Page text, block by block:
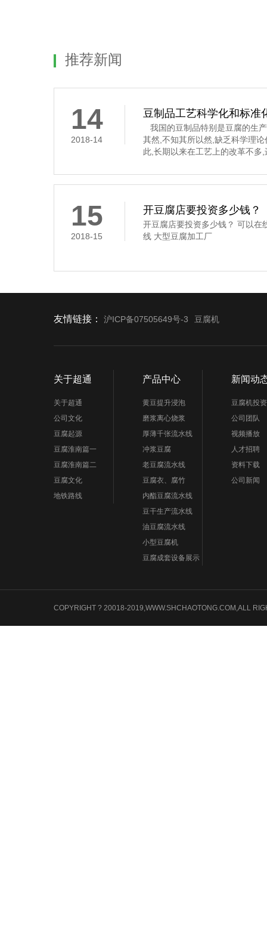
推荐新闻
14
2018-14
豆制品工艺科学化和标准
我国的豆制品特别是豆腐的生
其然,不知其所以然,缺乏科学理
此,长期以来在工艺上的改革不多
凝固这道工序,是通过凝固剂的作
豆腐花,俗称“点花”和“点浆”,这
15
2018-15
开豆腐店要投资多少钱？
开豆腐店要投资多少钱？ 可以在
线 大型豆腐加工厂
友情链接： 沪ICP备07505649号-3 豆腐机
关于超通
关于超通
公司文化
豆腐起源
豆腐淮南篇一
豆腐淮南篇二
豆腐文化
地铁路线
产品中心
黄豆提升浸泡
磨浆离心烧浆
厚薄千张流水线
冲浆豆腐
老豆腐流水线
豆腐衣、腐竹
内酯豆腐流水线
豆干生产流水线
油豆腐流水线
小型豆腐机
豆腐成套设备展示
新闻动
豆腐机投
公司团队
视频播放
人才招聘
资料下载
公司新闻
COPYRIGHT ? 20018-2019,WWW.SHCHAOTONG.COM,ALL